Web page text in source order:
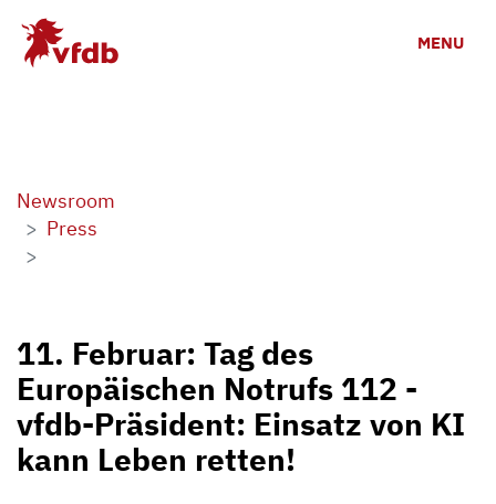
Skip to main content
MENU
Newsroom
Press
11. Februar: Tag des
Europäischen Notrufs 112 -
vfdb-Präsident: Einsatz von KI
kann Leben retten!